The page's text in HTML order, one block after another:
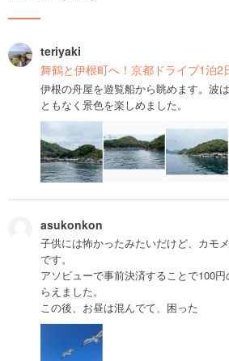
teriyaki
舞鶴と伊根町へ！京都ドライブ1泊2
伊根の舟屋を遊覧船から眺めます。波
ともなく景色を楽しめました。
asukonkon
子供には怖かったみたいだけど、カモ
です。
アソビューで事前決済することで100
らえました。
この後、お昼は混んでて、困った